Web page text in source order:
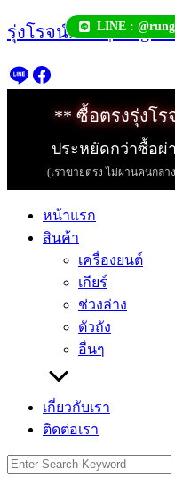
Skip
to
LINE :
รุ่งโรจน์.com |
** ซื้อตรงรุ่งโ
ประหยัดกว่าซื้อผ่
(เราขายตรง ไม่ผ่านคนกล
หน้าแรก
สินค้า
เครื่องยนต์
เกียร์
ช่วงล่าง
ตัวถัง
อื่นๆ
เกี่ยวกับเรา
ติดต่อเรา
Search
for: